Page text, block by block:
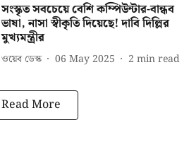
সংস্কৃত সবচেয়ে বেশি কম্পিউন্টার-বান্ধব
ভাষা, নাসা স্বীকৃতি দিয়েছে! দাবি দিল্লির
মুখ্যমন্ত্রীর
ওয়েব ডেস্ক 06 May 2025 2 min read
Read More